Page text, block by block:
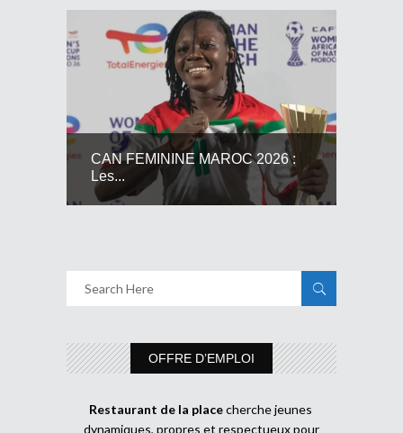
CAN FEMININE MAROC 2026 :
Les...
OFFRE D’EMPLOI
Restaurant de la placecherche jeunes
dynamiques, propres et respectueux pour